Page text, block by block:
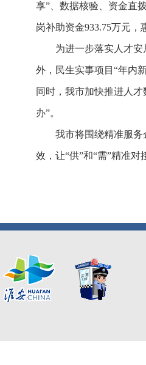
享”、数据核验、资金直
岗补助资金933.75万元，
为进一步落实人才
外，民生实事项目“年内
同时，我市加快推进人
办”。
我市将围绕精准服
效，让“供”和“需”精准对